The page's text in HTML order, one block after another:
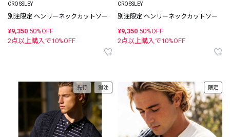
CROSSLEY
別注限定 ヘンリーネックカットソー
¥9,350 50%OFF
2点以上購入で10%OFF
CROSSLEY
別注限定 ヘンリーネックカットソー
¥9,350 50%OFF
2点以上購入で10%OFF
先行 別注 限定